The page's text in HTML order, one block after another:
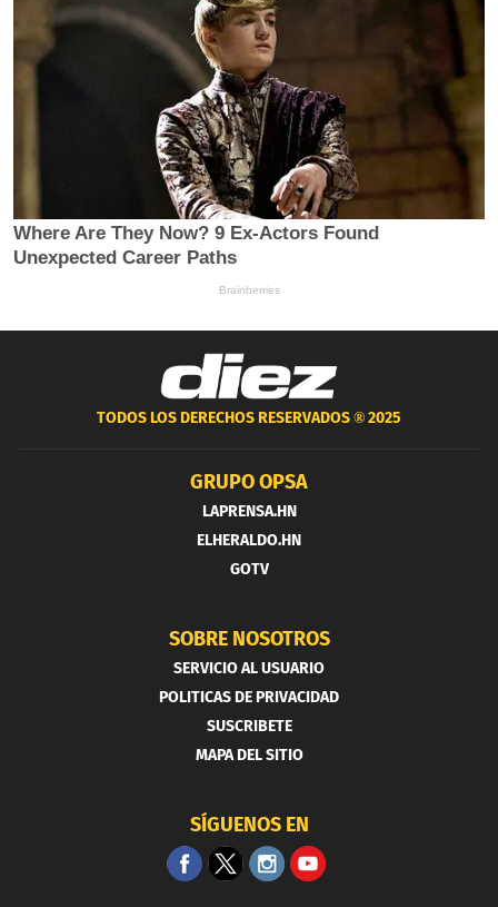
TODOS LOS DERECHOS RESERVADOS ®2025
GRUPO OPSA
LAPRENSA.HN
ELHERALDO.HN
GOTV
SOBRE NOSOTROS
SERVICIO AL USUARIO
POLITICAS DE PRIVACIDAD
SUSCRIBETE
MAPA DEL SITIO
SÍGUENOS EN